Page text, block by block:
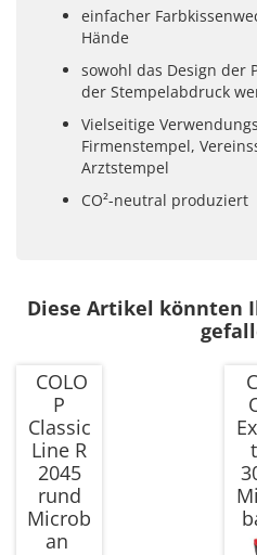
einfacher
Hände
sowohl das Design der
der Stempelabdruck
Vielseitige
Firmenstempel,
Arztstempel
CO²-neutral produziert
Diese Artikel könnten
COLO
P
Classic
Line R
2045
rund
Microb
an